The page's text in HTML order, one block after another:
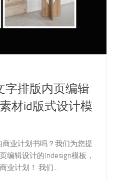
字排版内页编辑
材id版式设计模
业计划书吗？我们为您提
编辑设计的Indesign模板，
业计划！ 我们...